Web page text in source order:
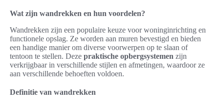
Wat zijn wandrekken en hun voordelen?
Wandrekken zijn een populaire keuze voor woninginrichting en
functionele opslag. Ze worden aan muren bevestigd en bieden
een handige manier om diverse voorwerpen op te slaan of
tentoon te stellen. Deze praktische opbergsystemen zijn
verkrijgbaar in verschillende stijlen en afmetingen, waardoor ze
aan verschillende behoeften voldoen.
Definitie van wandrekken